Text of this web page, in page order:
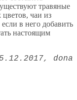
травяные
чаи из
в него добавить
настоящим
dona